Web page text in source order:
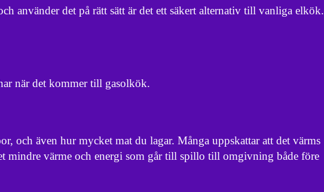
använder det på rätt sätt är det ett säkert alternativ till vanliga elkök.
när det kommer till gasolkök.
och även hur mycket mat du lagar. Många uppskattar att det värms
mindre värme och energi som går till spillo till omgivning både före